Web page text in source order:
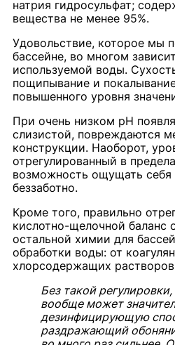
натрия гидросульфат;
вещества не менее 95%.
Удовольствие, которое мы
бассейне, во многом
используемой воды.
пощипывание и
повышенного уровня
При очень низком рН
слизистой, повреждаются
конструкции. Наоборот,
отрегулированный в
возможность ощущать себя
беззаботно.
Кроме того, правильно
кислотно-щелочной баланс
остальной химии для
обработки воды: от
хлорсодержащих
Без такой
вообще может
дезинфицирующую
раздражающий